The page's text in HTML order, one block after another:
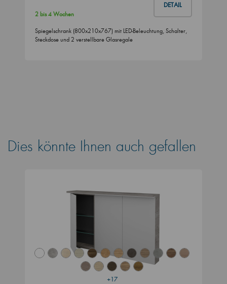
DETAIL
2 bis 4 Wochen
Spiegelschrank (800x210x767) mit LED-Beleuchtung, Schalter,
Steckdose und 2 verstellbare Glasregale
Dies könnte Ihnen auch gefallen
+17